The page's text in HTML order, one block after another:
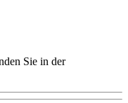
Sie in der